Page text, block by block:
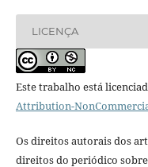
LICENÇA
Este trabalho está
Attribution-
Os direitos autorais dos
direitos do periódico